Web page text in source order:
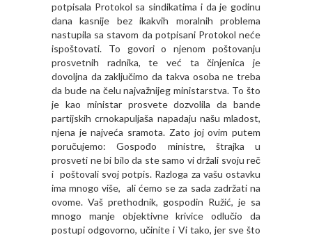
potpisala Protokol sa sindikatima i da je godinu
dana kasnije bez ikakvih moralnih problema
nastupila sa stavom da potpisani Protokol neće
ispoštovati. To govori o njenom poštovanju
prosvetnih radnika, te već ta činjenica je
dovoljna da zaključimo da takva osoba ne treba
da bude na čelu najvažnijeg ministarstva. To što
je kao ministar prosvete dozvolila da bande
partijskih crnokapuljaša napadaju našu mladost,
njena je najveća sramota. Zato joj ovim putem
poručujemo: Gospođo ministre, štrajka u
prosveti ne bi bilo da ste samo vi držali svoju reč
i poštovali svoj potpis. Razloga za vašu ostavku
ima mnogo više, ali ćemo se za sada zadržati na
ovome. Vaš prethodnik, gospodin Ružić, je sa
mnogo manje objektivne krivice odlučio da
postupi odgovorno, učinite i Vi tako, jer sve što